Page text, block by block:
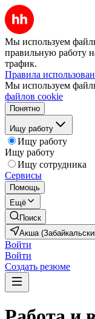
Мы используем
правильную работу
трафик.
Правила
Мы используем
файлов cookie
Понятно
Ищу работу
Ищу работу
Ищу работу
Ищу сотрудника
Сервисы
Помощь
Ещё
Поиск
Акша
Войти
Войти
Создать резюме